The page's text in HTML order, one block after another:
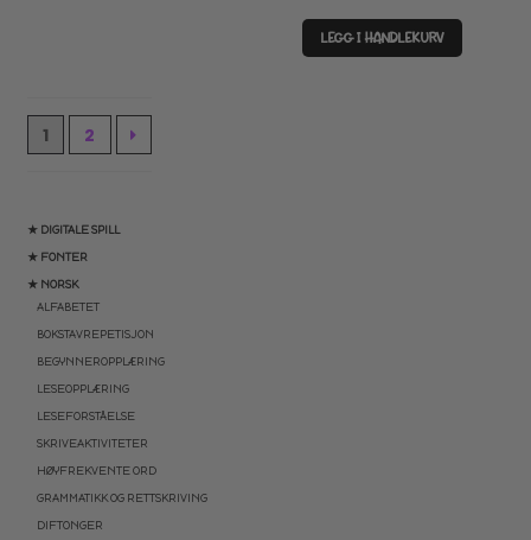
★ DIGITALE SPILL
★ FONTER
★ NORSK
ALFABETET
BOKSTAVREPETISJON
BEGYNNEROPPLÆRING
LESEOPPLÆRING
LESEFORSTÅELSE
SKRIVEAKTIVITETER
HØYFREKVENTE ORD
GRAMMATIKK OG RETTSKRIVING
DIFTONGER
LEGG I HANDLEKURV
1 2